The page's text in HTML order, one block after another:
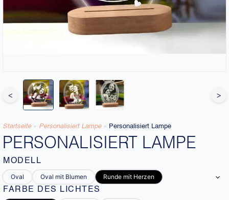
< >
Startseite » Personalisiert Lampe » Personalisiert Lampe
PERSONALISIERT LAMPE
MODELL
Oval Oval mit Blumen Runde mit Herzen
FARBE DES LICHTES